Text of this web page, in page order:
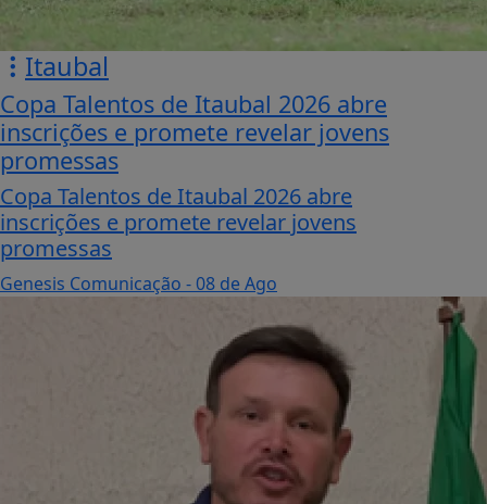
Itaubal
Copa Talentos de Itaubal 2026 abre
inscrições e promete revelar jovens
promessas
Copa Talentos de Itaubal 2026 abre
inscrições e promete revelar jovens
promessas
Genesis Comunicação - 08 de Ago